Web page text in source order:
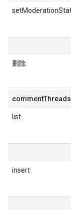
删除
commentThreads
list
insert